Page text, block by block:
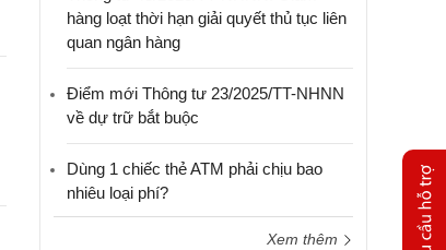
hàng loạt thời hạn giải quyết thủ tục liên
quan ngân hàng
Điểm mới Thông tư 23/2025/TT-NHNN
về dự trữ bắt buộc
Dùng 1 chiếc thẻ ATM phải chịu bao
nhiêu loại phí?
Xem thêm